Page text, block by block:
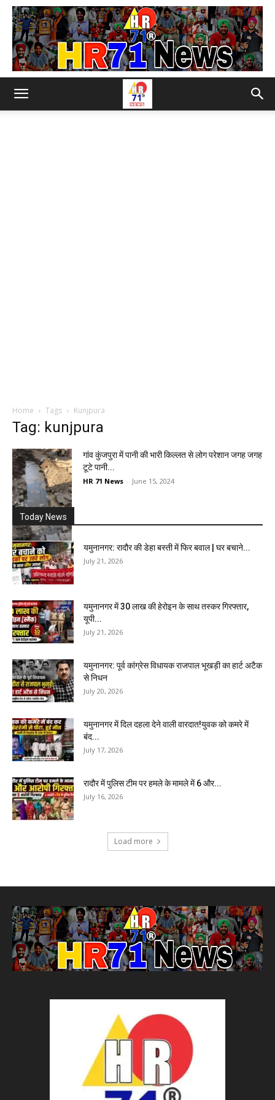
Home Tags Kunjpura
Tag: kunjpura
गांव कुंजपुरा में पानी की भारी किल्लत से लोग परेशान जगह जगह
टूटे पानी...
HR 71 News - June 15, 2024
Today News
यमुनानगर: रादौर की डेहा बस्ती में फिर बवाल | घर बचाने...
July 21, 2026
यमुनानगर में 30 लाख की हेरोइन के साथ तस्कर गिरफ्तार,
यूपी...
July 21, 2026
यमुनानगर: पूर्व कांग्रेस विधायक राजपाल भूखड़ी का हार्ट अटैक
से निधन
July 20, 2026
यमुनानगर में दिल दहला देने वाली वारदात!युवक को कमरे में
बंद...
July 17, 2026
रादौर में पुलिस टीम पर हमले के मामले में 6 और...
July 16, 2026
Load more